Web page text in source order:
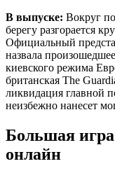
В выпуске: Вокруг
берегу разгорается
Официальный
назвала
киевского режима
британская The
ликвидация главной
неизбежно нанесет
Большая игра
онлайн